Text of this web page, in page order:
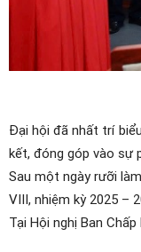
Đại hội đã nhất trí
kết, đóng góp vào sự
Sau một ngày rưỡi
VIII, nhiệm kỳ 2025 –
Tại Hội nghị Ban